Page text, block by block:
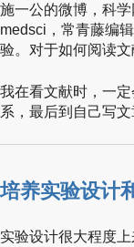
施一公的微博，科
medsci，常青藤编
验。对于如何阅读文
我在看文献时，一
系，最后到自己写文
培养实验设计
实验设计很大程度